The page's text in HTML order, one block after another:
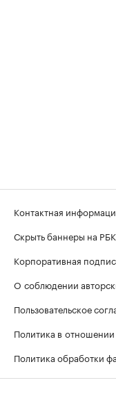
Контактная
Скрыть баннеры на РБК
Корпоративная
О соблюдении
Пользовательское
Политика в
Политика обработки